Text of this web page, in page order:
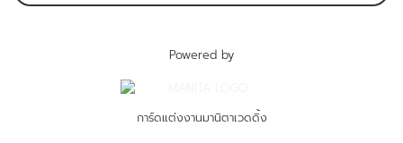
Powered by
การ์ดแต่งงานมานิตาเวดดิ้ง